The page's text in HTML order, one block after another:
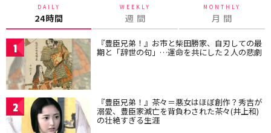
DAILY
24時間
WEEKLY
週 間
MONTHLY
月 間
1 『豊臣兄弟！』お市と柴田勝家、自刃しての最
期と「辞世の句」…運命を共にした２人の悲劇
2 『豊臣兄弟！』茶々＝悪女はほぼ創作？秀吉が
溺愛、豊臣家滅亡を背負わされた茶々(井上和)
の壮絶すぎる生涯